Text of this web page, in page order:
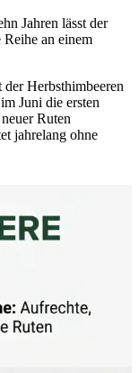
Jahren lässt der
an einem
Herbsthimbeeren
Juni die ersten
Ruten
jahrelang ohne